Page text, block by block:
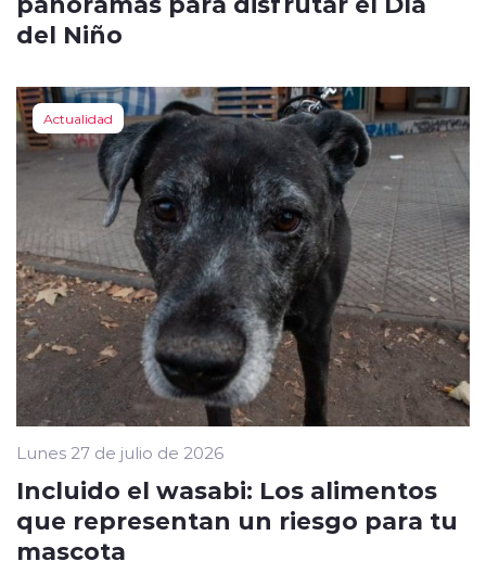
del Niño
Actualidad
Lunes 27 de julio de 2026
Incluido el wasabi: Los alimentos
que representan un riesgo para tu
mascota